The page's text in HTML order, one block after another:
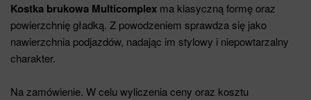
Kostka brukowa Multicomplex ma klasyczną formę oraz
powierzchnię gładką. Z powodzeniem sprawdza się jako
nawierzchnia podjazdów, nadając im stylowy i niepowtarzalny
charakter.
Na zamówienie. W celu wyliczenia ceny oraz kosztu